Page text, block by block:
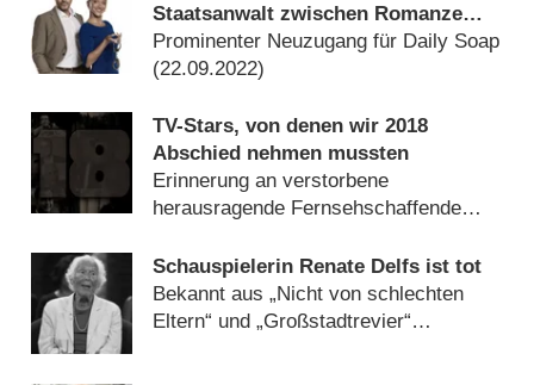
Staatsanwalt zwischen Romanze
und Ermittlungen
Prominenter Neuzugang für Daily Soap
(22.09.2022)
TV-Stars, von denen wir 2018
Abschied nehmen mussten
Erinnerung an verstorbene
herausragende Fernsehschaffende
Schauspielerin Renate Delfs ist tot
Bekannt aus „Nicht von schlechten
Eltern“ und „Großstadtrevier“